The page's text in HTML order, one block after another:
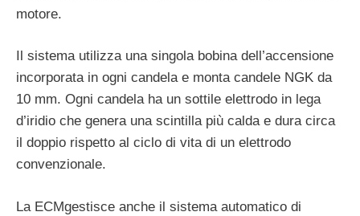
motore.
Il sistema utilizza una singola bobina dell’accensione
incorporata in ogni candela e monta candele NGK da
10 mm. Ogni candela ha un sottile elettrodo in lega
d’iridio che genera una scintilla più calda e dura circa
il doppio rispetto al ciclo di vita di un elettrodo
convenzionale.
La ECMgestisce anche il sistema automatico di